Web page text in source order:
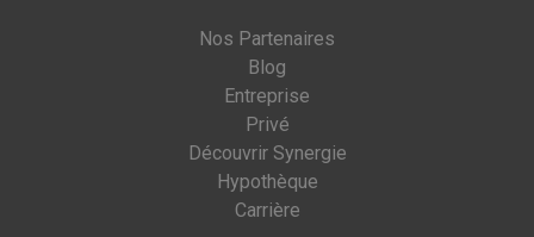
Nos Partenaires
Blog
Entreprise
Privé
Découvrir Synergie
Hypothèque
Carrière